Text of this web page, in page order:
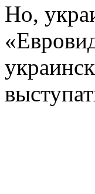
Но,